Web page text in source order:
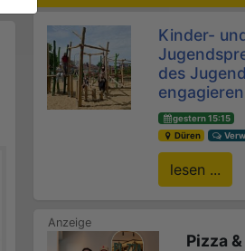
Kinder-
des
gestern 15:15
Düren
lesen ...
Pizza